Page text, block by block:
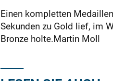
Einen kompletten
Sekunden zu Gold lief, im
Bronze holte.Martin Moll